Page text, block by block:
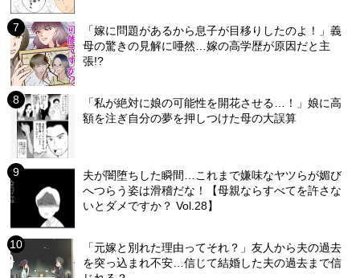
「嫁に問題があるから息子が目移りしたのよ！」義
母の驚きの見解に唖然…嫁の高学歴が原因だと主
張!?
「私が絶対に娘の可能性を開花させる…！」娘に高
額を注ぎ自分の夢を押しつけた母の大誤算
夫が闇堕ちした瞬間…これまで嫌味なヤツらが媚び
へつらう姿は滑稽だな！【母親ならすべてを許さな
いとダメですか？ Vol.28】
「元嫁と別れた理由ってそれ？」友人から夫の過去
を突っ込まれ不安…信じて結婚した夫の過去まで信